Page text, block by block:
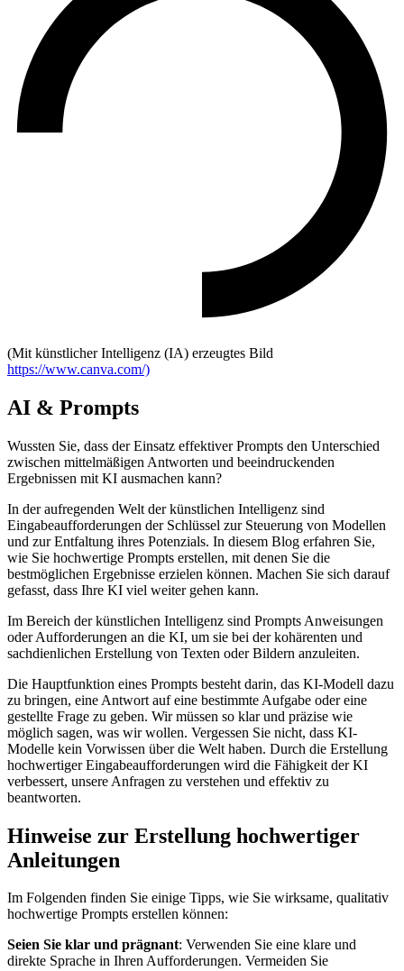
(Mit künstlicher Intelligenz (IA) erzeugtes Bild
https://www.canva.com/)
AI & Prompts
Wussten Sie, dass der Einsatz effektiver Prompts den Unterschied
zwischen mittelmäßigen Antworten und beeindruckenden
Ergebnissen mit KI ausmachen kann?
In der aufregenden Welt der künstlichen Intelligenz sind
Eingabeaufforderungen der Schlüssel zur Steuerung von Modellen
und zur Entfaltung ihres Potenzials. In diesem Blog erfahren Sie,
wie Sie hochwertige Prompts erstellen, mit denen Sie die
bestmöglichen Ergebnisse erzielen können. Machen Sie sich darauf
gefasst, dass Ihre KI viel weiter gehen kann.
Im Bereich der künstlichen Intelligenz sind Prompts Anweisungen
oder Aufforderungen an die KI, um sie bei der kohärenten und
sachdienlichen Erstellung von Texten oder Bildern anzuleiten.
Die Hauptfunktion eines Prompts besteht darin, das KI-Modell dazu
zu bringen, eine Antwort auf eine bestimmte Aufgabe oder eine
gestellte Frage zu geben. Wir müssen so klar und präzise wie
möglich sagen, was wir wollen. Vergessen Sie nicht, dass KI-
Modelle kein Vorwissen über die Welt haben. Durch die Erstellung
hochwertiger Eingabeaufforderungen wird die Fähigkeit der KI
verbessert, unsere Anfragen zu verstehen und effektiv zu
beantworten.
Hinweise zur Erstellung hochwertiger
Anleitungen
Im Folgenden finden Sie einige Tipps, wie Sie wirksame, qualitativ
hochwertige Prompts erstellen können:
Seien Sie klar und prägnant: Verwenden Sie eine klare und
direkte Sprache in Ihren Aufforderungen. Vermeiden Sie